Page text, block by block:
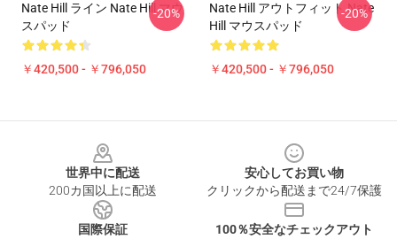
Nate Hill ライン Nate Hill マウ
スパッド
￥420,500 - ￥796,050
-20%
Nate Hill アウトフィット Nate
Hill マウスパッド
￥420,500 - ￥796,050
-20%
世界中に配送
200カ国以上に配送
安心してお買い物
クリックから配送まで24/7保護
国際保証
100％安全なチェックアウト